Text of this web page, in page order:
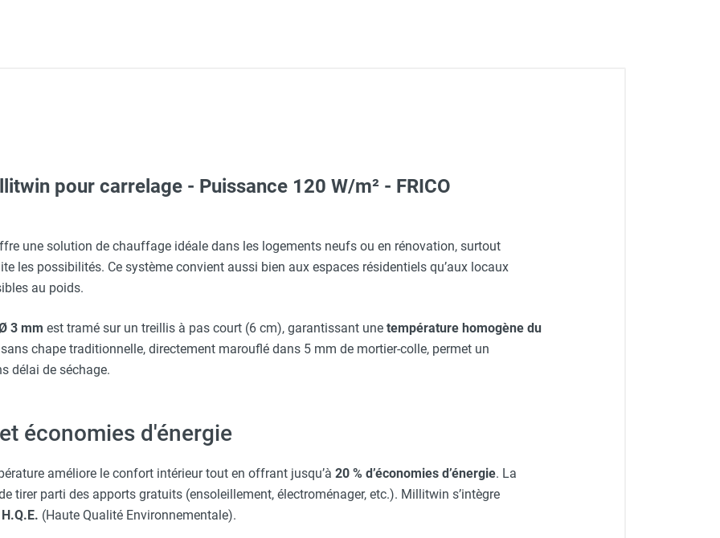
A (calendrier Hebdomadaire) - FRICO
fil pilote (non programmable)
encastré
protège-menton Smartguard PE 10H - HUSQVARNA
protège-menton Smartguard PE 10H - HUSQVARNA
pour carrelage - Puissance 120 W/m² - FRICO
une solution de chauffage idéale dans les logements neufs ou en rénovation, surtout
les possibilités. Ce système convient aussi bien aux espaces résidentiels qu’aux locaux
au poids.
3 mm est tramé sur un treillis à pas court (6 cm), garantissant une température homogène du
chape traditionnelle, directement marouflé dans 5 mm de mortier-colle, permet un
délai de séchage.
économies d'énergie
améliore le confort intérieur tout en offrant jusqu’à 20 % d’économies d’énergie. La
tirer parti des apports gratuits (ensoleillement, électroménager, etc.). Millitwin s’intègre
(Haute Qualité Environnementale).